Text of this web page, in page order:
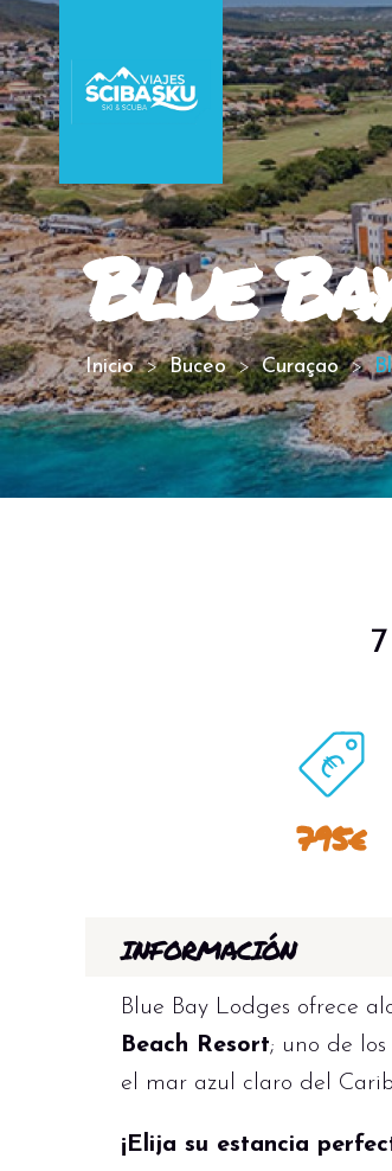
Blue
Inicio Buceo Curaçao
795€
INFORMACIÓN
Blue Bay Lodges ofrece
Beach Resort; uno de
el mar azul claro del
¡Elija su estancia